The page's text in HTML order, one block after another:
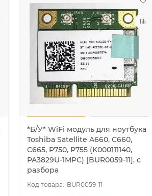
*Б/У* WiFi модуль для ноутбука
Toshiba Satellite A660, C660,
C665, P750, P755 (K000111140,
PA3829U-1MPC) [BUR0059-11], с
разбора
BUR0059-11